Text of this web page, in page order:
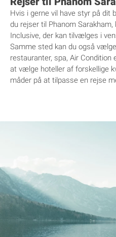
Hvis i gerne vil have styr på dit
du rejser til Phanom Sarakham,
Inclusive, der kan tilvælges i
Samme sted kan du også
restauranter, spa, Air
at vælge hoteller af forskellige
måder på at tilpasse en rejse